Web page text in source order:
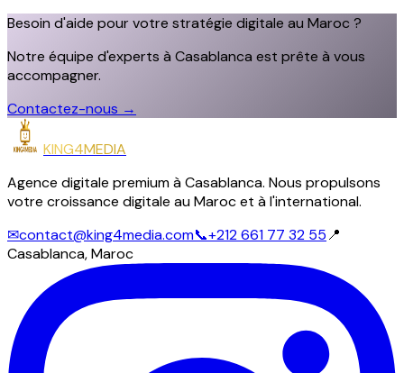
Besoin d'aide pour votre stratégie digitale au Maroc ?
Notre équipe d'experts à Casablanca est prête à vous
accompagner.
Contactez-nous →
KING4MEDIA
Agence digitale premium à Casablanca. Nous propulsons
votre croissance digitale au Maroc et à l'international.
✉contact@king4media.com📞+212 661 77 32 55📍
Casablanca, Maroc